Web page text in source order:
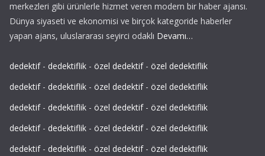
merkezleri gibi ürünlerle hizmet veren modern bir haber ajansı.
Dünya siyaseti ve ekonomisi ve birçok kategoride haberler
yapan ajans, uluslararası seyirci odaklı Devamı…
dedektif- dedektiflik - özel dedektif- özel dedektiflik
dedektif- dedektiflik - özel dedektif- özel dedektiflik
dedektif- dedektiflik - özel dedektif- özel dedektiflik
dedektif- dedektiflik - özel dedektif- özel dedektiflik
dedektif- dedektiflik - özel dedektif- özel dedektiflik